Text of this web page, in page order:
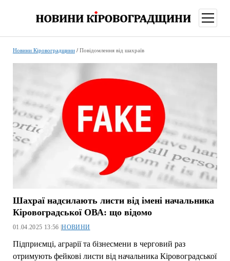
меню
Новини Кіровоградщини/ Повідомлення від шахраїв
Шахраї надсилають листи від імені начальника
Кіровоградської ОВА: що відомо
01.04.2025 13:56 |НОВИНИ
Підприємці, аграрії та бізнесмени в черговий раз
отримують фейкові листи від начальника Кіровоградської